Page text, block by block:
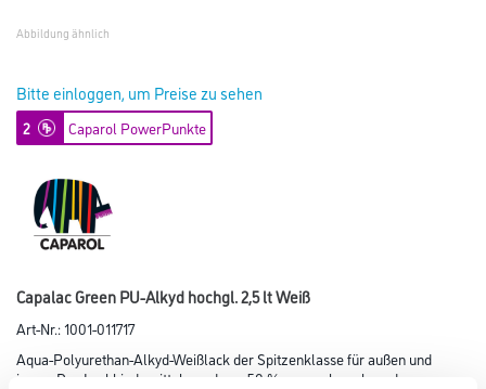
Abbildung ähnlich
Bitte einloggen, um Preise zu sehen
2 Caparol PowerPunkte
Capalac Green PU-Alkyd hochgl. 2,5 lt Weiß
Art-Nr.:1001-011717
Aqua-Polyurethan-Alkyd-Weißlack der Spitzenklasse für außen und
innen. Das Lackbindemittel wurde zu 50 % aus nachwachsenden